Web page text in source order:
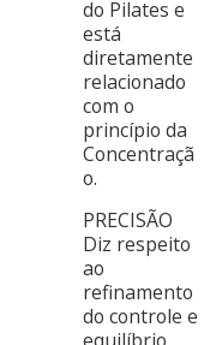
do Pilates e
está
diretamente
relacionado
com o
princípio da
Concentraçã
o.
PRECISÃO
Diz respeito
ao
refinamento
do controle e